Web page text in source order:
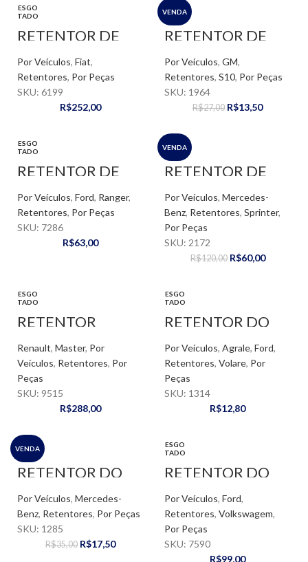
ESGO
TADO
RETENTOR DE
RODA DIANTEIRA
– FIAT 140
Por Veículos, Fiat,
Retentores, Por Peças
SKU: 6199
R$252,00
VENDA
RETENTOR DE
RODA DIANTEIRO
– S10
Por Veículos, GM,
Retentores, S10, Por Peças
SKU: 1964
R$27,00 R$13,50
ESGO
TADO
RETENTOR DE
RODA TRASEIRA
RANGER 3.0
Por Veículos, Ford, Ranger,
Retentores, Por Peças
SKU: 7286
R$63,00
VENDA
RETENTOR DE
RODA TRASEIRA
SPRINTER
Por Veículos, Mercedes-
Benz, Retentores, Sprinter,
Por Peças
SKU: 2172
R$120,00 R$60,00
ESGO
TADO
RETENTOR
DIANTEIRO
VIRABREQUIM –
MASTER 2.3
Renault, Master, Por
Veículos, Retentores, Por
Peças
SKU: 9515
R$288,00
ESGO
TADO
RETENTOR DO
CUBO DA RODA
DE EIXO –
AGRALE / MICRO
ONIBUS /
CHRYSLER /
F4000
Por Veículos, Agrale, Ford,
Retentores, Volare, Por
Peças
SKU: 1314
R$12,80
VENDA
RETENTOR DO
CUBO DA RODO
DO EIXO
TRASEIRO –
MERCEDES BENZ
Por Veículos, Mercedes-
Benz, Retentores, Por Peças
SKU: 1285
R$35,00 R$17,50
ESGO
TADO
RETENTOR DO
CUBO DE RODA
TRASEIRA – VW /
FORD
Por Veículos, Ford,
Retentores, Volkswagem,
Por Peças
SKU: 7590
R$99,00